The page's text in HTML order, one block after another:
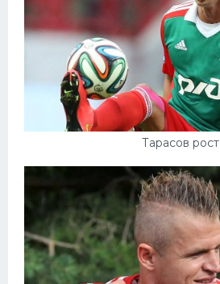
Тарасов рост